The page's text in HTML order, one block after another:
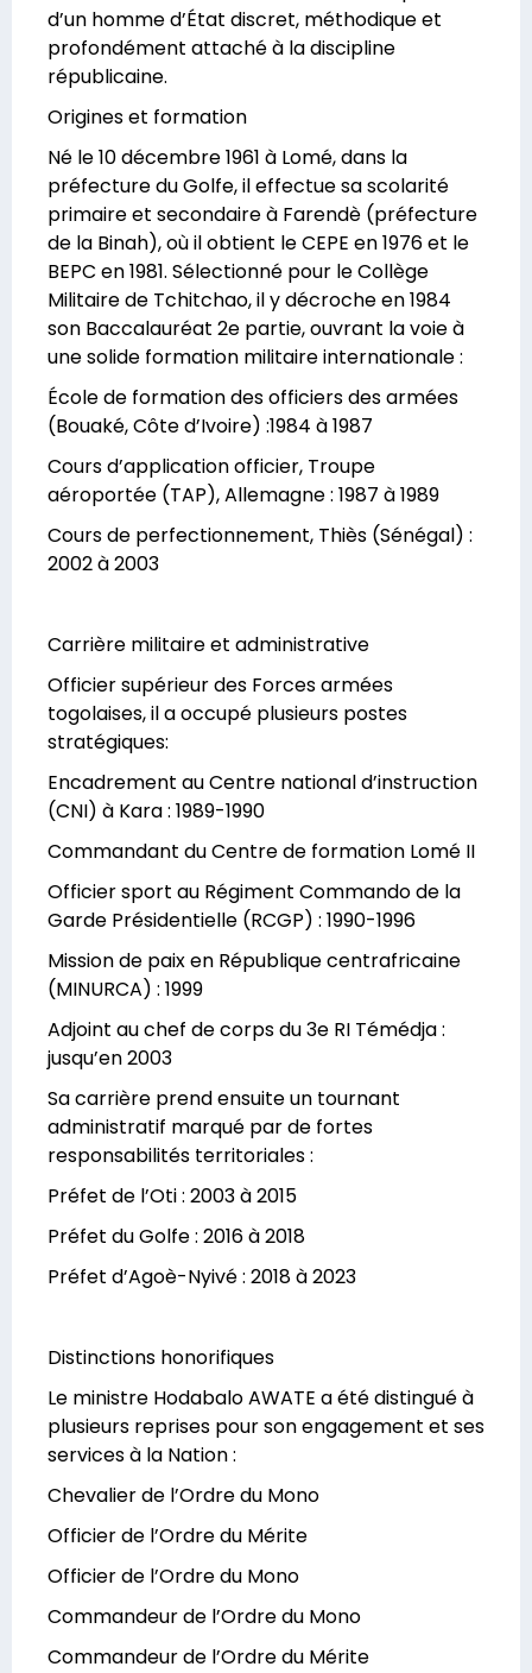
d’un homme d’État discret, méthodique et
profondément attaché à la discipline
républicaine.
Origines et formation
Né le 10 décembre 1961 à Lomé, dans la
préfecture du Golfe, il effectue sa scolarité
primaire et secondaire à Farendè (préfecture
de la Binah), où il obtient le CEPE en 1976 et le
BEPC en 1981. Sélectionné pour le Collège
Militaire de Tchitchao, il y décroche en 1984
son Baccalauréat 2e partie, ouvrant la voie à
une solide formation militaire internationale :
École de formation des officiers des armées
(Bouaké, Côte d’Ivoire) :1984 à 1987
Cours d’application officier, Troupe
aéroportée (TAP), Allemagne : 1987 à 1989
Cours de perfectionnement, Thiès (Sénégal) :
2002 à 2003
Carrière militaire et administrative
Officier supérieur des Forces armées
togolaises, il a occupé plusieurs postes
stratégiques:
Encadrement au Centre national d’instruction
(CNI) à Kara : 1989-1990
Commandant du Centre de formation Lomé II
Officier sport au Régiment Commando de la
Garde Présidentielle (RCGP) : 1990-1996
Mission de paix en République centrafricaine
(MINURCA) : 1999
Adjoint au chef de corps du 3e RI Témédja :
jusqu’en 2003
Sa carrière prend ensuite un tournant
administratif marqué par de fortes
responsabilités territoriales :
Préfet de l’Oti : 2003 à 2015
Préfet du Golfe : 2016 à 2018
Préfet d’Agoè-Nyivé : 2018 à 2023
Distinctions honorifiques
Le ministre Hodabalo AWATE a été distingué à
plusieurs reprises pour son engagement et ses
services à la Nation :
Chevalier de l’Ordre du Mono
Officier de l’Ordre du Mérite
Officier de l’Ordre du Mono
Commandeur de l’Ordre du Mono
Commandeur de l’Ordre du Mérite